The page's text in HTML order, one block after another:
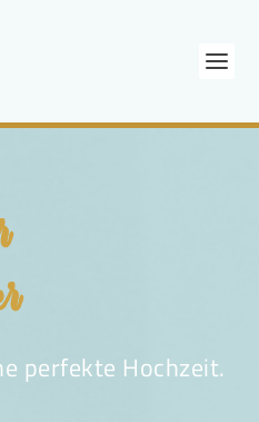
perfekte Hochzeit.